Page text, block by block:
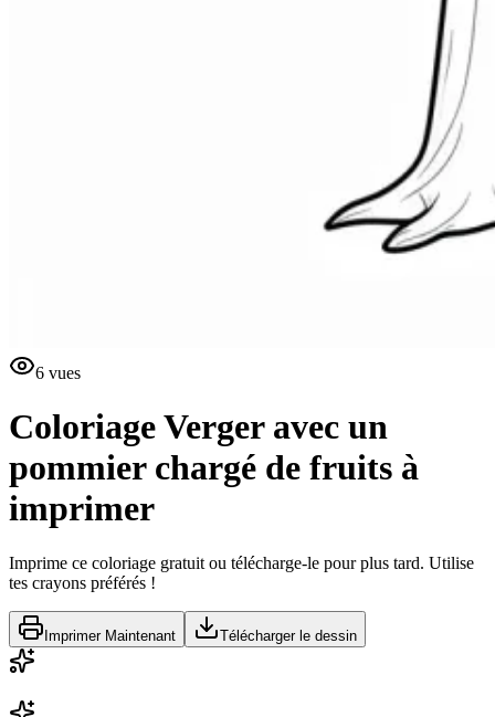
6 vues
Coloriage Verger avec un
pommier chargé de fruits à
imprimer
Imprime ce coloriage gratuit ou télécharge-le pour plus tard. Utilise
tes crayons préférés !
Imprimer Maintenant Télécharger le dessin